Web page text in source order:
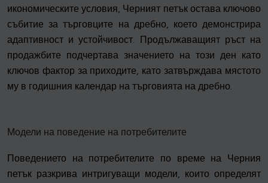
икономическите условия, Черният петък остава ключово
събитие за търговците на дребно, което демонстрира
адаптивност и устойчивост. Продължаващият ръст на
продажбите подчертава значението на този ден като
ключов фактор за приходите, като затвърждава мястото
му в годишния календар на търговията на дребно.
Модели на поведение на потребителите
Поведението на потребителите по време на Черния
петък разкрива интригуващи модели, които определят